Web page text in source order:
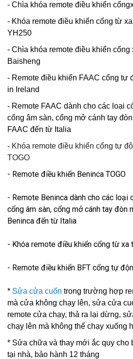
- Chìa khóa remote điều khiển
- Khóa remote điều khiển cổng từ
YH250
- Chìa khóa remote điều khiển cổng
Baisheng
- Remote điều khiển FAAC cổng tự
in Ireland
- Remote FAAC dành cho các loại
cổng âm sàn, cổng mở cánh tay
FAAC đến từ Italia
- Khóa remote điều khiển cổng tự
TOGO
- Remote điều khiển Beninca TOGO
- Remote Beninca dành cho các loại
cổng âm sàn, cổng mở cánh tay đòn
Beninca đến từ Italia
- Khóa remote điều khiển cổng từ xa
- Remote điều khiển BFT cổng tự
* Sửa cửa cuốn trong trường hợp
mà cửa không chạy lên, sửa cửa
remote cửa chạy, thả ra lại dừng,
chạy lên mà không thể chạy xuống
* Sửa chữa và thay mới ắc quy cho
tại nhà, bảo hành 12 tháng